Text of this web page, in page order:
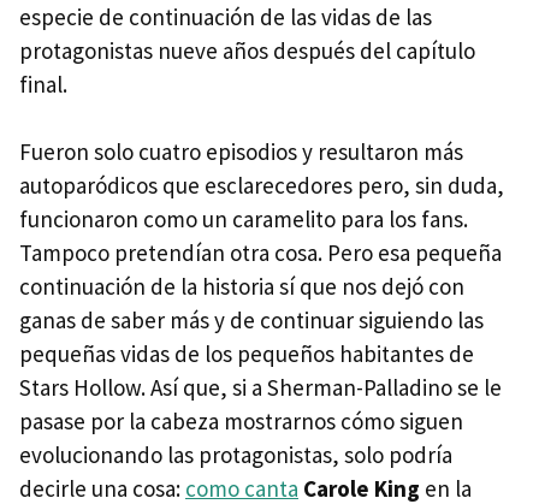
especie de continuación de las vidas de las
protagonistas nueve años después del capítulo
final.
Fueron solo cuatro episodios y resultaron más
autoparódicos que esclarecedores pero, sin duda,
funcionaron como un caramelito para los fans.
Tampoco pretendían otra cosa. Pero esa pequeña
continuación de la historia sí que nos dejó con
ganas de saber más y de continuar siguiendo las
pequeñas vidas de los pequeños habitantes de
Stars Hollow. Así que, si a Sherman-Palladino se le
pasase por la cabeza mostrarnos cómo siguen
evolucionando las protagonistas, solo podría
decirle una cosa: como canta Carole King en la